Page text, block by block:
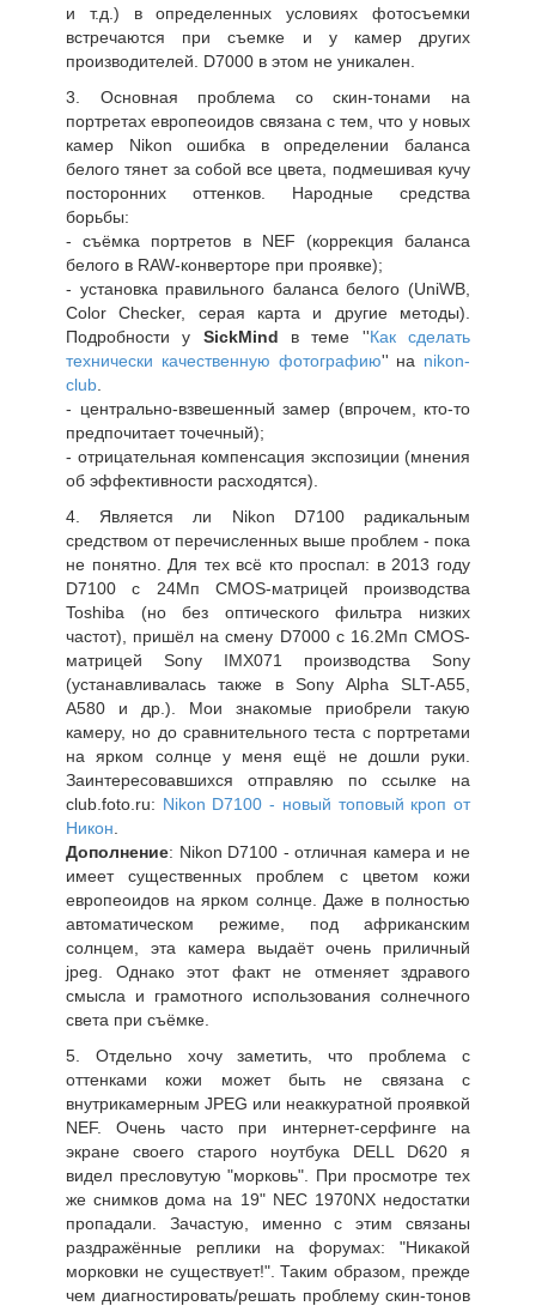
и т.д.) в определенных условиях фотосъемки
встречаются при съемке и у камер других
производителей. D7000 в этом не уникален.
3. Основная проблема со скин-тонами на
портретах европеоидов связана с тем, что у новых
камер Nikon ошибка в определении баланса
белого тянет за собой все цвета, подмешивая кучу
посторонних оттенков. Народные средства
борьбы:
- съёмка портретов в NEF (коррекция баланса
белого в RAW-конверторе при проявке);
- установка правильного баланса белого (UniWB,
Color Checker, серая карта и другие методы).
Подробности у SickMind в теме ''Как сделать
технически качественную фотографию'' на nikon-
club
- центрально-взвешенный замер (впрочем, кто-то
предпочитает точечный);
- отрицательная компенсация экспозиции (мнения
об эффективности расходятся).
4. Является ли Nikon D7100 радикальным
средством от перечисленных выше проблем - пока
не понятно. Для тех всё кто проспал: в 2013 году
D7100 c 24Мп CMOS-матрицей производства
Toshiba (но без оптического фильтра низких
частот), пришёл на смену D7000 с 16.2Мп CMOS-
матрицей Sony IMX071 производства Sony
(устанавливалась также в Sony Alpha SLT-A55,
А580 и др.). Мои знакомые приобрели такую
камеру, но до сравнительного теста с портретами
на ярком солнце у меня ещё не дошли руки.
Заинтересовавшихся отправляю по ссылке на
club.foto.ru: Nikon D7100 - новый топовый кроп от
Никон
Дополнение: Nikon D7100 - отличная камера и не
имеет существенных проблем с цветом кожи
европеоидов на ярком солнце. Даже в полностью
автоматическом режиме, под африканским
солнцем, эта камера выдаёт очень приличный
jpeg. Однако этот факт не отменяет здравого
смысла и грамотного использования солнечного
света при съёмке.
5. Отдельно хочу заметить, что проблема с
оттенками кожи может быть не связана с
внутрикамерным JPEG или неаккуратной проявкой
NEF. Очень часто при интернет-серфинге на
экране своего старого ноутбука DELL D620 я
видел пресловутую "морковь". При просмотре тех
же снимков дома на 19" NEC 1970NX недостатки
пропадали. Зачастую, именно с этим связаны
раздражённые реплики на форумах: "Никакой
морковки не существует!". Таким образом, прежде
чем диагностировать/решать проблему скин-тонов